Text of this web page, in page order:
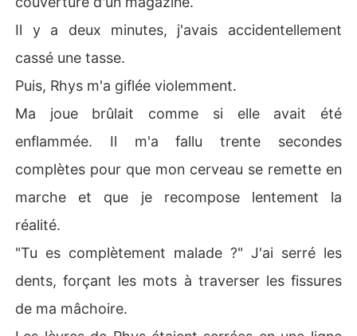
Évidemment, j'avais besoin d'alcool. Beaucoup d'alcool.
C'est là qu'il est apparu.
mme qui vous donne envie de succomber rien qu'en exi
stant. Je ne l'avais rencontré qu'une seule fois auparav
ant, et ce soir-là, il se trouvait justement au même bar q
ue moi, en pleine autosatisfaction alcoolisée. Alors j'ai f
ait la seule chose logique : je l'ai traîné dans une chamb
re d'hôtel et arraché ses vêtements.
C'était irréfléchi. C'était stupide. C'était complètement
déconseillé.
Mais c'était aussi : le meilleur sexe de ma vie.
Et, il s'est avéré que c'était la meilleure décision que j'ai
e jamais prise.
Parce que mon aventure d'un soir n'est pas qu'un type q
uelconque. Il est plus riche que Rhys, plus puissant que
toute ma famille, et assurément plus dangereux qu'ave
Il y a deux minutes, j'avais accidentellement
cassé une tasse.
Puis, Rhys m'a giflée violemment.
Ma joue brûlait comme si elle avait été
enflammée. Il m'a fallu trente secondes
complètes pour que mon cerveau se remette en
marche et que je recompose lentement la
réalité.
"Tu es complètement malade ?" J'ai serré les
dents, forçant les mots à traverser les fissures
de ma mâchoire.